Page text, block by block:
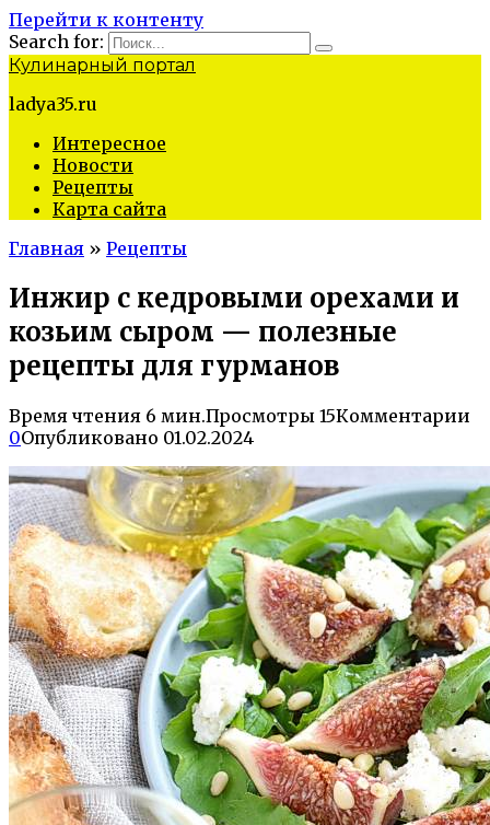
Перейти к контенту
Search for:
Кулинарный портал
ladya35.ru
Интересное
Новости
Рецепты
Карта сайта
Главная » Рецепты
Инжир с кедровыми орехами и
козьим сыром — полезные
рецепты для гурманов
Время чтения 6 мин.Просмотры 15Комментарии
0Опубликовано 01.02.2024